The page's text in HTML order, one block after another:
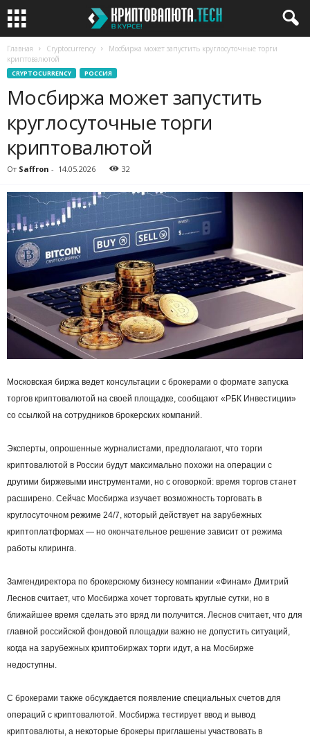
Главная Cryptocurrency
Мосбиржа может запустить круглосуточные торги
криптовалютой
CRYPTOCURRENCY РОССИЯ
Мосбиржа может запустить
круглосуточные торги
криптовалютой
От Saffron - 14.05.2026 32
Московская биржа ведет консультации с брокерами о формате запуска
торгов криптовалютой на своей площадке, сообщают «РБК Инвестиции»
со ссылкой на сотрудников брокерских компаний.
Эксперты, опрошенные журналистами, предполагают, что торги
криптовалютой в России будут максимально похожи на операции с
другими биржевыми инструментами, но с оговоркой: время торгов станет
расширено. Сейчас Мосбиржа изучает возможность торговать в
круглосуточном режиме 24/7, который действует на зарубежных
криптоплатформах — но окончательное решение зависит от режима
работы клиринга.
Замгендиректора по брокерскому бизнесу компании «Финам» Дмитрий
Леснов считает, что Мосбиржа хочет торговать круглые сутки, но в
ближайшее время сделать это вряд ли получится. Леснов считает, что для
главной российской фондовой площадки важно не допустить ситуаций,
когда на зарубежных криптобиржах торги идут, а на Мосбирже
недоступны.
С брокерами также обсуждается появление специальных счетов для
операций с криптовалютой. Мосбиржа тестирует ввод и вывод
криптовалюты, а некоторые брокеры приглашены участвовать в